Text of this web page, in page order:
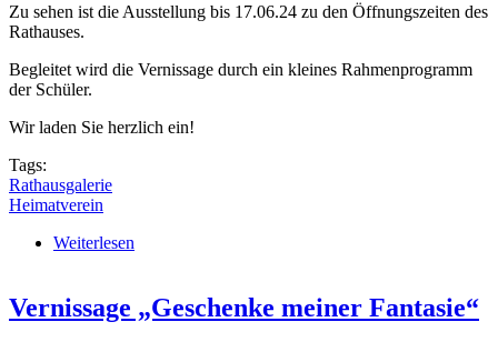
Zu sehen ist die Ausstellung bis 17.06.24 zu den Öffnungszeiten des
Rathauses.
Begleitet wird die Vernissage durch ein kleines Rahmenprogramm
der Schüler.
Wir laden Sie herzlich ein!
Tags:
Rathausgalerie
Heimatverein
Weiterlesen
Vernissage „Geschenke meiner Fantasie“